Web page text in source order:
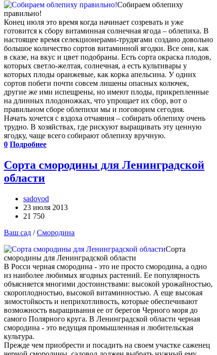
Собираем облепиху
правильно!
Конец июля это время когда начинает созревать и уже
готовится к сбору витаминная солнечная ягода – облепиха. В
настоящее время селекционерами-трудягами создано довольно
большое количество сортов витаминной ягодки. Все они, как
в сказе, на вкус и цвет подобраны. Есть сорта окраска плодов,
которых светло-желтая, солнечная, а есть культивары у
которых плоды оранжевые, как корка апельсина. У одних
сортов побеги почти совсем лишены опасных колючек,
другие же ими испещрены, но имеют плоды, прикрепленные
на длинных плодоножках, что упрощает их сбор, вот о
правильном сборе облепихи мы и поговорим сегодня.
Начать хочется с вздоха отчаяния – собирать облепиху очень
трудно. В хозяйствах, где рискуют выращивать эту ценную
ягодку, чаще всего собирают облепиху вручную.
0 Подробнее
Сорта смородины для Ленинградской
области
sadovod
23 июля 2013
21 750
Ваш сад /Смородина
Сорта
смородины для Ленинградской области
В Росси черная смородина - это не просто смородина, а одно
из наиболее любимых ягодных растений. Ее популярность
объясняется многими достоинствами: высокой урожайностью,
скороплодностью, высокой витаминностью. А еще высокая
зимостойкость и неприхотливость, которые обеспечивают
возможность выращивания ее от берегов Черного моря до
самого Полярного круга. В Ленинградской области черная
смородина - это ведущая промышленная и любительская
культура.
Прежде чем приобрести и посадить на своем участке саженец